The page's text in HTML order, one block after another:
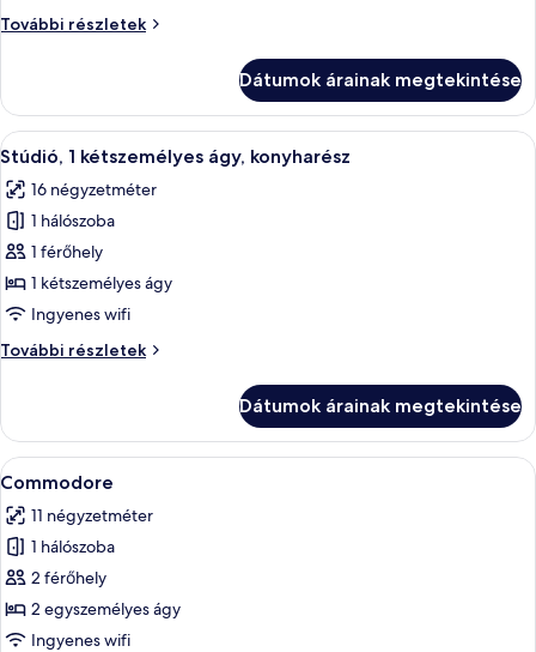
cm
További részletek
Standard+
bed
további
részletei
Dátumok árainak megtekintése
A
következő
szoba
összes
képének
megtekintése:
Stúdió,
kétszemélyes
Egy modern szállodai szoba,
5
Stúdió, 1 kétszemélyes ágy, konyharész
16 négyzetméter
1 hálószoba
1 férőhely
1 kétszemélyes ágy
Ingyenes wifi
További részletek
Stúdió,
konyharész
további
részletei
Dátumok árainak megtekintése
A
következő
szoba
összes
képének
megtekintése:
Commodore
Egy kétágyas szoba, ahol az
4
Commodore
11 négyzetméter
1 hálószoba
2 férőhely
2 egyszemélyes ágy
Ingyenes wifi